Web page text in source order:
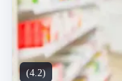
(4.2)